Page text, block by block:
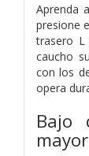
Aprenda
presione
trasero L
caucho
con los
opera
Bajo